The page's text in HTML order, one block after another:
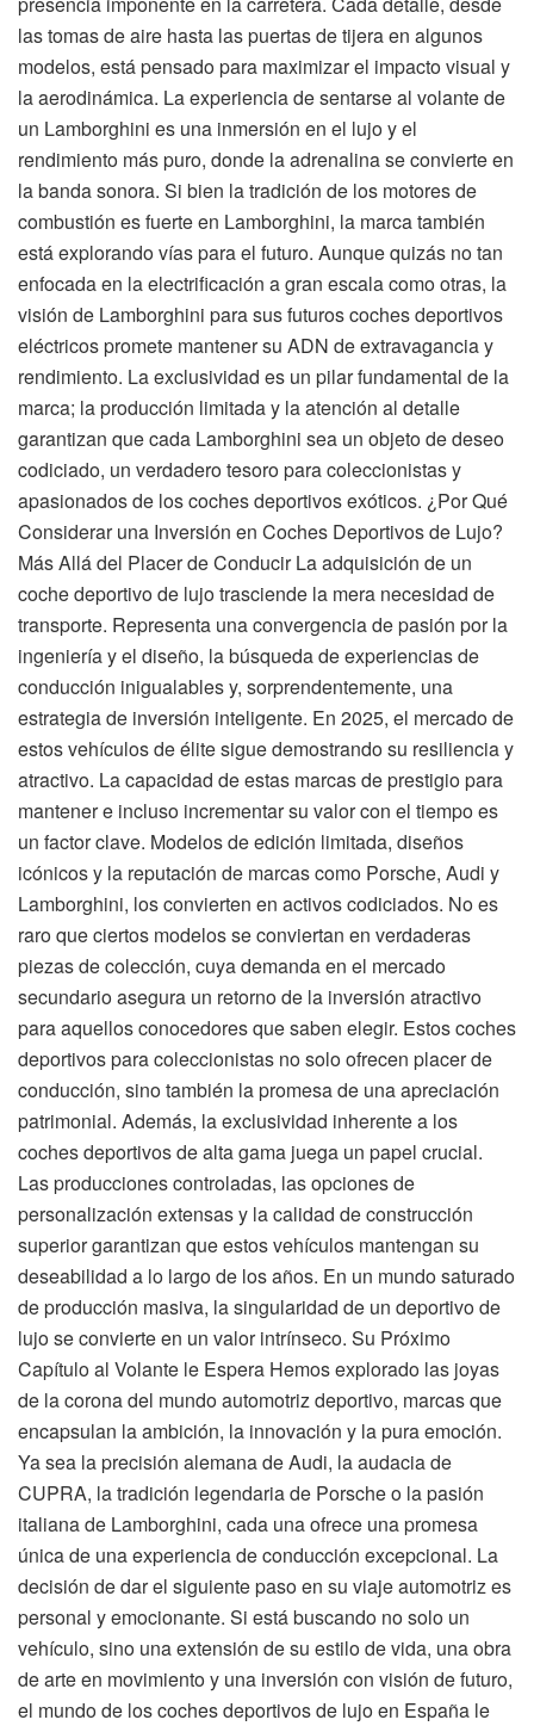
las tomas de aire hasta las puertas de tijera en algunos
modelos, está pensado para maximizar el impacto visual y
la aerodinámica. La experiencia de sentarse al volante de
un Lamborghini es una inmersión en el lujo y el
rendimiento más puro, donde la adrenalina se convierte en
la banda sonora. Si bien la tradición de los motores de
combustión es fuerte en Lamborghini, la marca también
está explorando vías para el futuro. Aunque quizás no tan
enfocada en la electrificación a gran escala como otras, la
visión de Lamborghini para sus futuros coches deportivos
eléctricos promete mantener su ADN de extravagancia y
rendimiento. La exclusividad es un pilar fundamental de la
marca; la producción limitada y la atención al detalle
garantizan que cada Lamborghini sea un objeto de deseo
codiciado, un verdadero tesoro para coleccionistas y
apasionados de los coches deportivos exóticos. ¿Por Qué
Considerar una Inversión en Coches Deportivos de Lujo?
Más Allá del Placer de Conducir La adquisición de un
coche deportivo de lujo trasciende la mera necesidad de
transporte. Representa una convergencia de pasión por la
ingeniería y el diseño, la búsqueda de experiencias de
conducción inigualables y, sorprendentemente, una
estrategia de inversión inteligente. En 2025, el mercado de
estos vehículos de élite sigue demostrando su resiliencia y
atractivo. La capacidad de estas marcas de prestigio para
mantener e incluso incrementar su valor con el tiempo es
un factor clave. Modelos de edición limitada, diseños
icónicos y la reputación de marcas como Porsche, Audi y
Lamborghini, los convierten en activos codiciados. No es
raro que ciertos modelos se conviertan en verdaderas
piezas de colección, cuya demanda en el mercado
secundario asegura un retorno de la inversión atractivo
para aquellos conocedores que saben elegir. Estos coches
deportivos para coleccionistas no solo ofrecen placer de
conducción, sino también la promesa de una apreciación
patrimonial. Además, la exclusividad inherente a los
coches deportivos de alta gama juega un papel crucial.
Las producciones controladas, las opciones de
personalización extensas y la calidad de construcción
superior garantizan que estos vehículos mantengan su
deseabilidad a lo largo de los años. En un mundo saturado
de producción masiva, la singularidad de un deportivo de
lujo se convierte en un valor intrínseco. Su Próximo
Capítulo al Volante le Espera Hemos explorado las joyas
de la corona del mundo automotriz deportivo, marcas que
encapsulan la ambición, la innovación y la pura emoción.
Ya sea la precisión alemana de Audi, la audacia de
CUPRA, la tradición legendaria de Porsche o la pasión
italiana de Lamborghini, cada una ofrece una promesa
única de una experiencia de conducción excepcional. La
decisión de dar el siguiente paso en su viaje automotriz es
personal y emocionante. Si está buscando no solo un
vehículo, sino una extensión de su estilo de vida, una obra
de arte en movimiento y una inversión con visión de futuro,
el mundo de los coches deportivos de lujo en España le